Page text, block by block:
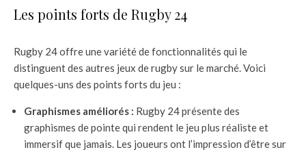
Les points forts de Rugby 24
Rugby 24 offre une variété de fonctionnalités qui le
distinguent des autres jeux de rugby sur le marché. Voici
quelques-uns des points forts du jeu :
Graphismes améliorés : Rugby 24 présente des
graphismes de pointe qui rendent le jeu plus réaliste et
immersif que jamais. Les joueurs ont l’impression d’être sur